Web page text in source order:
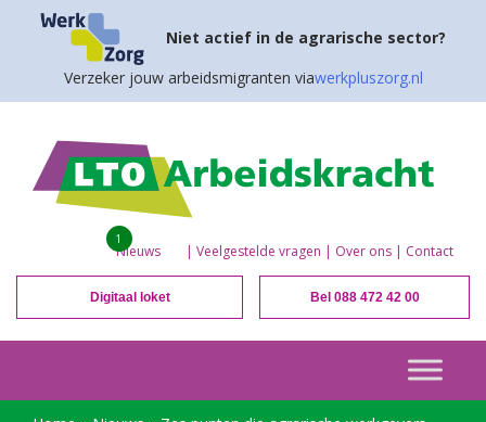
Niet actief in de agrarische sector?
Verzeker jouw arbeidsmigranten viawerkpluszorg.nl
Nieuws
1
| Veelgestelde vragen | Over ons | Contact
Digitaal loket Bel 088 472 42 00